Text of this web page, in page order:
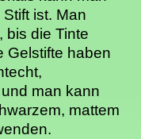
ist. Man
bis die Tinte
Gelstifte haben
man kann
mattem